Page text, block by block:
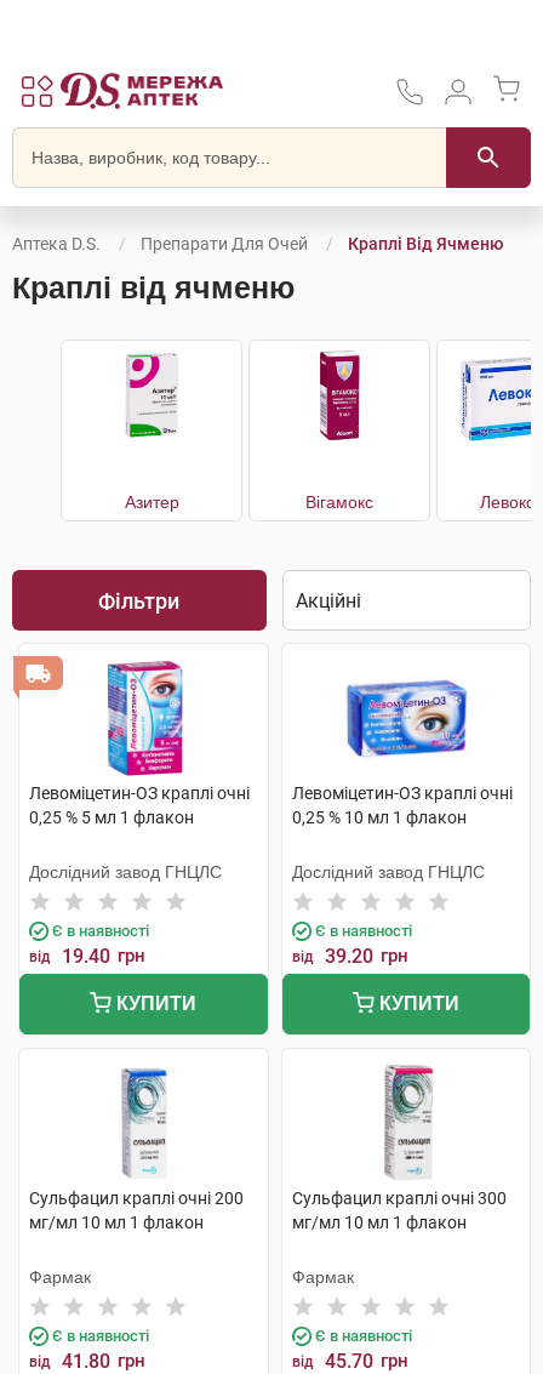
Аптека D.S. Препарати Для Очей Краплі Від Ячменю
Краплі від ячменю
Азитер Вігамокс
Фільтри
Левоміцетин-ОЗ краплі очні
0,25 % 5 мл 1 флакон
Дослідний завод ГНЦЛС
Є в наявності
від 19.40 грн
КУПИТИ
Левоміцетин-ОЗ краплі очні
0,25 % 10 мл 1 флакон
Дослідний завод ГНЦЛС
Є в наявності
від 39.20 грн
КУПИТИ
Сульфацил краплі очні 200
мг/мл 10 мл 1 флакон
Фармак
Є в наявності
від 41.80 грн
Сульфацил краплі очні 300
мг/мл 10 мл 1 флакон
Фармак
Є в наявності
від 45.70 грн